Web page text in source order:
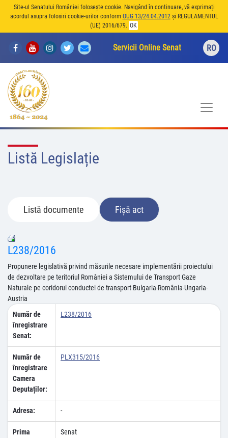
Site-ul Senatului României folosește cookie. Navigând în continuare, vă exprimați
acordul asupra folosiri cookie-urilor conform OUG 13/24.04.2012și REGULAMENTUL
(UE) 2016/679. OK
Servicii Online Senat RO
Listă Legislație
Listă documente Fișă act
L238/2016
Propunere legislativă privind măsurile necesare implementării proiectului
de dezvoltare pe teritoriul României a Sistemului de Transport Gaze
Naturale pe coridorul conductei de transport Bulgaria-România-Ungaria-
Austria
Număr de
înregistrare
Senat:
L238/2016
Număr de
înregistrare
Camera
Deputaților:
PLX315/2016
Adresa: -
Prima
Senat